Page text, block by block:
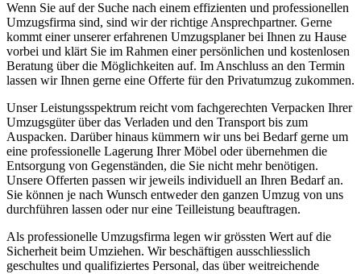
Wenn Sie auf der Suche nach einem effizienten und professionellen
Umzugsfirma sind, sind wir der richtige Ansprechpartner. Gerne
kommt einer unserer erfahrenen Umzugsplaner bei Ihnen zu Hause
vorbei und klärt Sie im Rahmen einer persönlichen und kostenlosen
Beratung über die Möglichkeiten auf. Im Anschluss an den Termin
lassen wir Ihnen gerne eine Offerte für den Privatumzug zukommen.
Unser Leistungsspektrum reicht vom fachgerechten Verpacken Ihrer
Umzugsgüter über das Verladen und den Transport bis zum
Auspacken. Darüber hinaus kümmern wir uns bei Bedarf gerne um
eine professionelle Lagerung Ihrer Möbel oder übernehmen die
Entsorgung von Gegenständen, die Sie nicht mehr benötigen.
Unsere Offerten passen wir jeweils individuell an Ihren Bedarf an.
Sie können je nach Wunsch entweder den ganzen Umzug von uns
durchführen lassen oder nur eine Teilleistung beauftragen.
Als professionelle Umzugsfirma legen wir grössten Wert auf die
Sicherheit beim Umziehen. Wir beschäftigen ausschliesslich
geschultes und qualifiziertes Personal, das über weitreichende